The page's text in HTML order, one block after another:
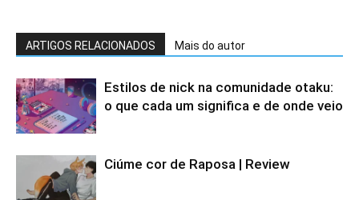
ARTIGOS RELACIONADOS Mais do autor
Estilos de nick na comunidade otaku:
o que cada um significa e de onde veio
Ciúme cor de Raposa | Review